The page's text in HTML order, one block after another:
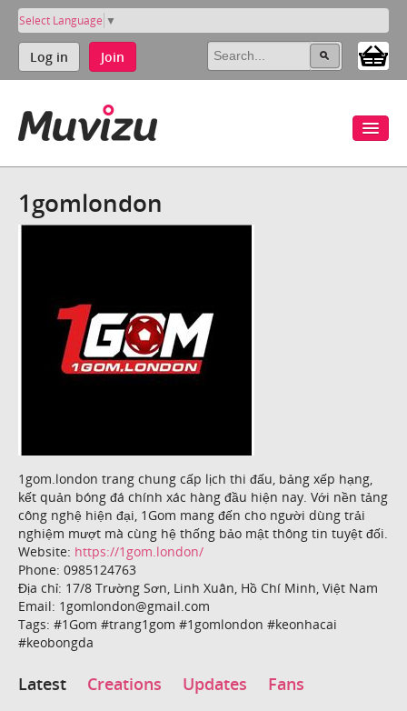
Select Language ▼
Log in Join
1gomlondon
1gom.london trang chung cấp lịch thi đấu, bảng xếp hạng,
kết quản bóng đá chính xác hàng đầu hiện nay. Với nền tảng
công nghệ hiện đại, 1Gom mang đến cho người dùng trải
nghiệm mượt mà cùng hệ thống bảo mật thông tin tuyệt đối.
Website: https://1gom.london/
Phone: 0985124763
Địa chỉ: 17/8 Trường Sơn, Linh Xuân, Hồ Chí Minh, Việt Nam
Email: 1gomlondon@gmail.com
Tags: #1Gom #trang1gom #1gomlondon #keonhacai
#keobongda
Latest Creations Updates Fans